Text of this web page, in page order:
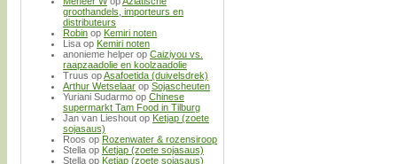
groothandels, importeurs en
distributeurs
Robin op Kemiri noten
Lisa op Kemiri noten
anonieme helper op Caiziyou vs.
raapzaadolie en koolzaadolie
Truus opAsafoetida (duivelsdrek)
Arthur Wetselaar op Sojascheuten
Yuriani Sudarmo op Chinese
supermarkt Tam Food in Tilburg
Jan van Lieshout op Ketjap (zoete
sojasaus)
Roos op Rozenwater & rozensiroop
Stella op Ketjap (zoete sojasaus)
Stella op Ketjap (zoete sojasaus)